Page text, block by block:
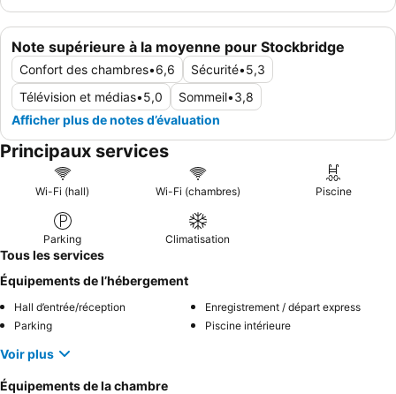
Note supérieure à la moyenne pour Stockbridge
Confort des chambres•6,6 Sécurité•5,3
Télévision et médias•5,0 Sommeil•3,8
Afficher plus de notes d’évaluation
Principaux services
Wi-Fi (hall) Wi-Fi (chambres) Piscine
Parking Climatisation
Tous les services
Équipements de l’hébergement
Hall d’entrée/réception
Enregistrement / départ express
Parking
Piscine intérieure
Voir plus
Équipements de la chambre